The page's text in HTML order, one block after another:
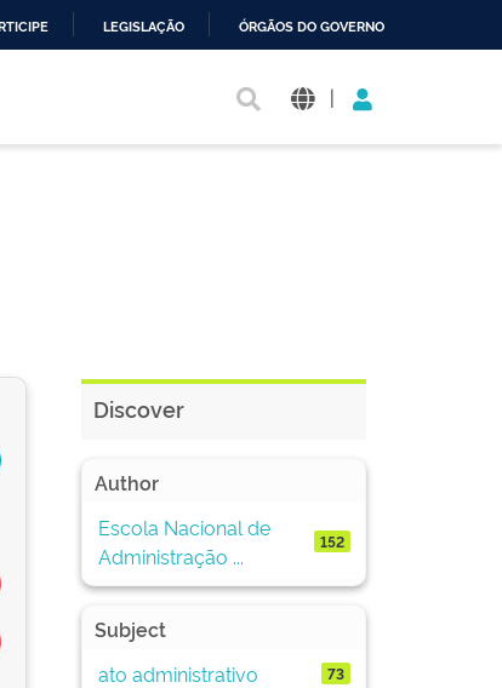
LEGISLAÇÃO ÓRGÃOS DO GOVERNO
|
Discover
Author
Escola Nacional de
Administração ...
152
Subject
ato administrativo
73